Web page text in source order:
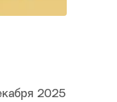
2025